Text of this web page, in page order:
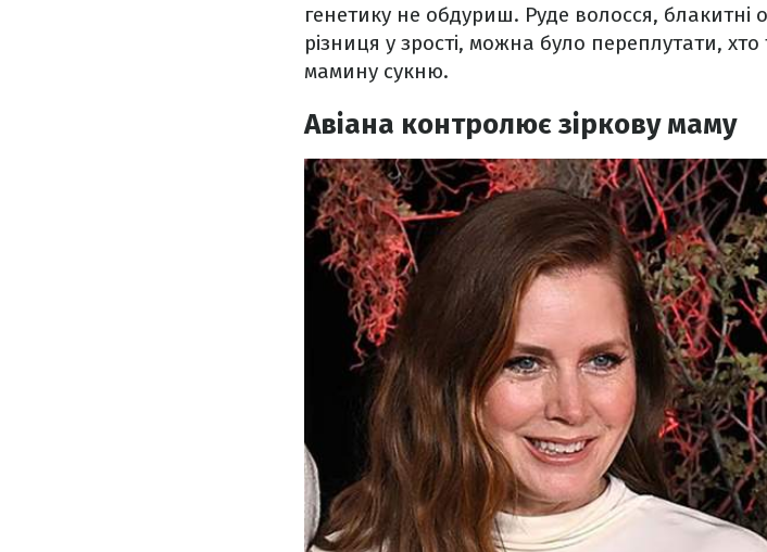
генетику не обдуриш. Руде волосся, блакитні
різниця у зрості, можна було переплутати,
мамину сукню.
Авіана контролює зіркову маму